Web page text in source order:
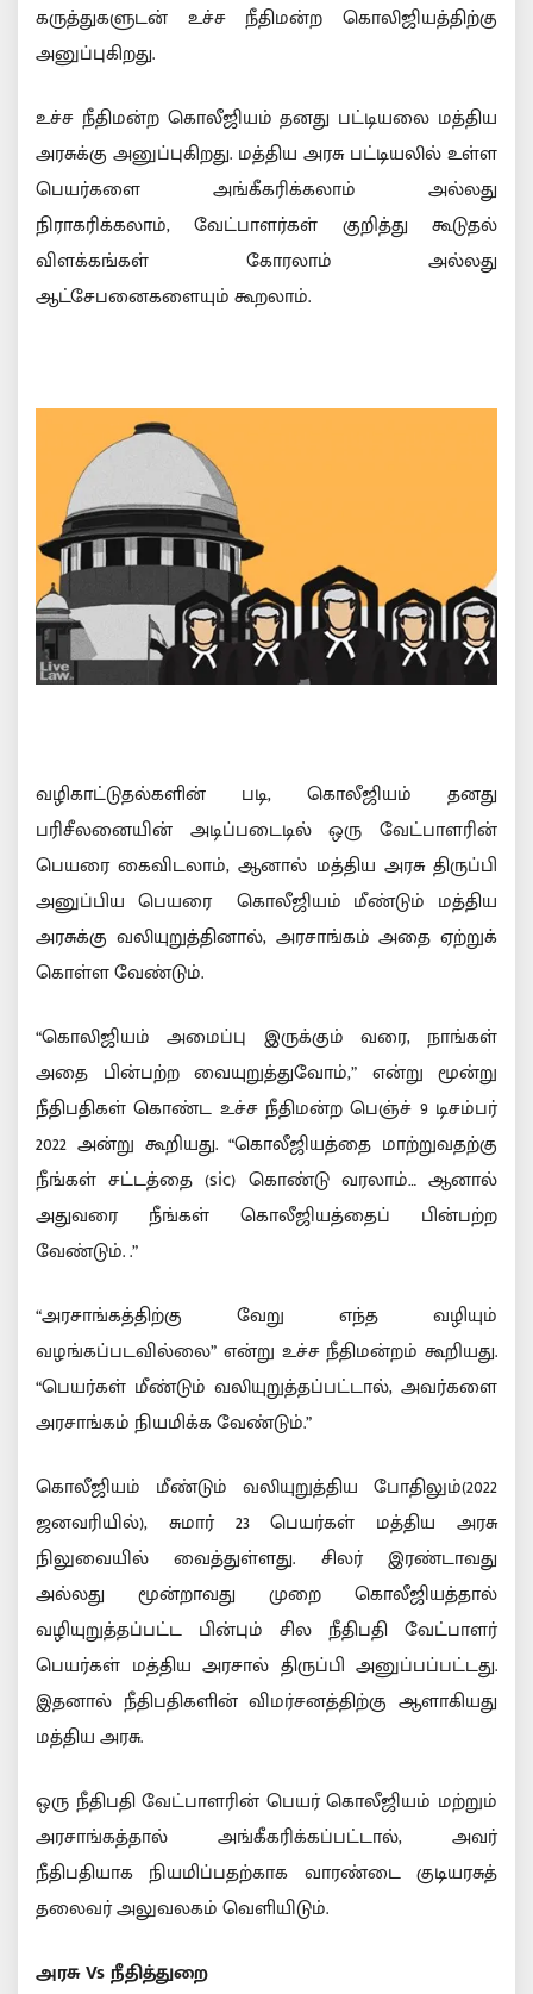
கருத்துகளுடன் உச்ச நீதிமன்ற கொலிஜியத்திற்கு
அனுப்புகிறது.
உச்ச நீதிமன்ற கொலீஜியம் தனது பட்டியலை மத்திய
அரசுக்கு அனுப்புகிறது. மத்திய அரசு பட்டியலில் உள்ள
பெயர்களை அங்கீகரிக்கலாம் அல்லது
நிராகரிக்கலாம், வேட்பாளர்கள் குறித்து கூடுதல்
விளக்கங்கள் கோரலாம் அல்லது
ஆட்சேபனைகளையும் கூறலாம்.
வழிகாட்டுதல்களின் படி, கொலீஜியம் தனது
பரிசீலனையின் அடிப்படைடில் ஒரு வேட்பாளரின்
பெயரை கைவிடலாம், ஆனால் மத்திய அரசு திருப்பி
அனுப்பிய பெயரை கொலீஜியம் மீண்டும் மத்திய
அரசுக்கு வலியுறுத்தினால், அரசாங்கம் அதை ஏற்றுக்
கொள்ள வேண்டும்.
“கொலிஜியம் அமைப்பு இருக்கும் வரை, நாங்கள்
அதை பின்பற்ற வையுறுத்துவோம்,” என்று மூன்று
நீதிபதிகள் கொண்ட உச்ச நீதிமன்ற பெஞ்ச் 9 டிசம்பர்
2022 அன்று கூறியது. “கொலீஜியத்தை மாற்றுவதற்கு
நீங்கள் சட்டத்தை (sic) கொண்டு வரலாம்… ஆனால்
அதுவரை நீங்கள் கொலீஜியத்தைப் பின்பற்ற
வேண்டும். .”
“அரசாங்கத்திற்கு வேறு எந்த வழியும்
வழங்கப்படவில்லை” என்று உச்ச நீதிமன்றம் கூறியது.
“பெயர்கள் மீண்டும் வலியுறுத்தப்பட்டால், அவர்களை
அரசாங்கம் நியமிக்க வேண்டும்.”
கொலீஜியம் மீண்டும் வலியுறுத்திய போதிலும்(2022
ஜனவரியில்), சுமார் 23 பெயர்கள் மத்திய அரசு
நிலுவையில் வைத்துள்ளது. சிலர் இரண்டாவது
அல்லது மூன்றாவது முறை கொலீஜியத்தால்
வழியுறுத்தப்பட்ட பின்பும் சில நீதிபதி வேட்பாளர்
பெயர்கள் மத்திய அரசால் திருப்பி அனுப்பப்பட்டது.
இதனால் நீதிபதிகளின் விமர்சனத்திற்கு ஆளாகியது
மத்திய அரசு.
ஒரு நீதிபதி வேட்பாளரின் பெயர் கொலீஜியம் மற்றும்
அரசாங்கத்தால் அங்கீகரிக்கப்பட்டால், அவர்
நீதிபதியாக நியமிப்பதற்காக வாரண்டை குடியரசுத்
தலைவர் அலுவலகம் வெளியிடும்.
அரசு Vs நீதித்துறை